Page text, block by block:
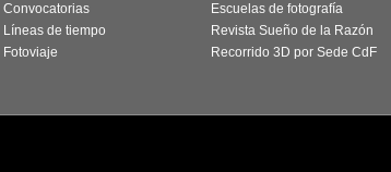
Convocatorias
Líneas de tiempo
Fotoviaje
Escuelas de fotografía
Revista Sueño de la Razón
Recorrido 3D por Sede CdF